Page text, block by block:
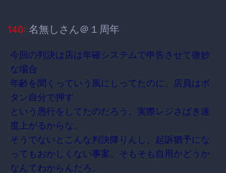
140: 名無しさん＠１周年
今回の判決は店は年確システムで申告させて微妙
な場合
年齢を聞くっていう風にしってたのに、店員はボ
タン自分で押す
という愚行をしてたのだろう。実際レジさばき速
度上がるからな。
そうでないとこんな判決降りんし、起訴猶予にな
ってもおかしくない事案。そもそも自用かどうか
なんてわからんだろ。